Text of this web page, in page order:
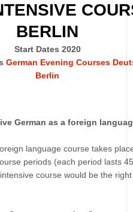
BERLIN
Start Dates 2020
German Evening Courses
Berlin
German as a foreign
language course takes
periods (each period lasts
course would be the